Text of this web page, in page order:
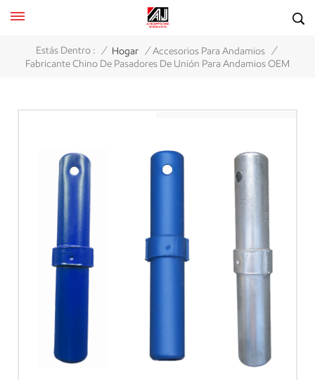
Estás Dentro : / Hogar / Accesorios Para Andamios /
Fabricante Chino De Pasadores De Unión Para Andamios OEM